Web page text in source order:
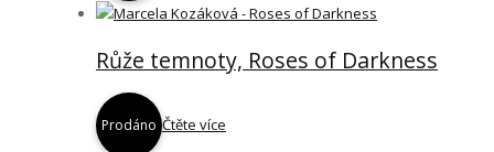
Růže temnoty, Roses of Darkness
Prodáno Čtěte více